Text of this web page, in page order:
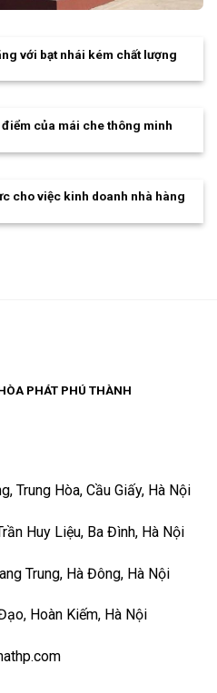
với bạt nhái kém chất lượng
của mái che thông minh
cho việc kinh doanh nhà hàng
PHÁT PHÚ THÀNH
Trung Hòa, Cầu Giấy, Hà Nội
Huy Liệu, Ba Đình, Hà Nội
Trung, Hà Đông, Hà Nội
Hoàn Kiếm, Hà Nội